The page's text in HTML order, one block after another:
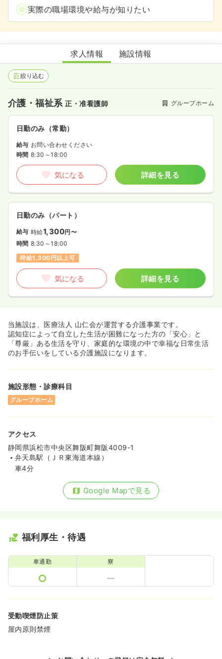
実際の職場環境や給与が知りたい
グループホーム蓬莱
求人情報 施設情報
絞り込む
介護・福祉系正・准看護師 グループホーム
日勤のみ（常勤）
給与 お問い合わせください
時間 8:30～18:00
気になる 詳細を見る
日勤のみ（パート）
給与 時給1,300円〜
時間 8:30～18:00
時給1,300円以上可
気になる 詳細を見る
当施設は、医療法人 山仁会が運営する介護事業です。
認知症によって自立した生活が困難になった方の「安心」と
「尊厳」ある生活を守り、家庭的な環境の中で幸福な日常生活
のお手伝いをしている介護施設になります。
施設形態・診療科目
グループホーム
アクセス
静岡県浜松市中央区舞阪町舞阪4009-1
弁天島駅（ＪＲ東海道本線）
車4分
Google Mapで見る
福利厚生・待遇
車通勤 寮
受動喫煙防止策
屋内原則禁煙